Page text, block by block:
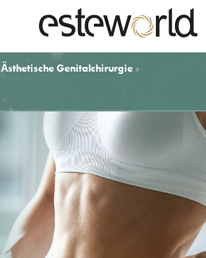
Ästhetische Genitalchirurgie »